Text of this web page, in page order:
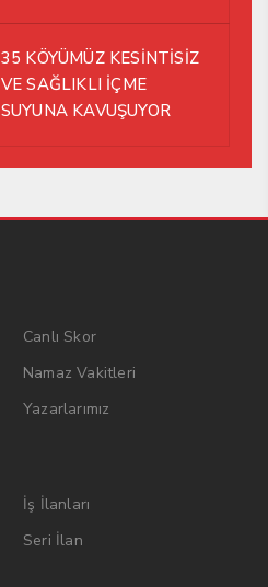
35 KÖYÜMÜZ KESİNTİSİZ
VE SAĞLIKLI İÇME
SUYUNA KAVUŞUYOR
Canlı Skor
Namaz Vakitleri
Yazarlarımız
İş İlanları
Seri İlan